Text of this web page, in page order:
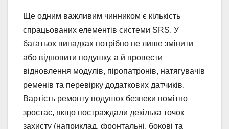
Ще одним важливим чинником є кількість
спрацьованих елементів системи SRS. У
багатьох випадках потрібно не лише змінити
або відновити подушку, а й провести
відновлення модулів, піропатронів, натягувачів
ременів та перевірку додаткових датчиків.
Вартість ремонту подушок безпеки помітно
зростає, якщо постраждали декілька точок
захисту (наприклад, фронтальні, бокові та